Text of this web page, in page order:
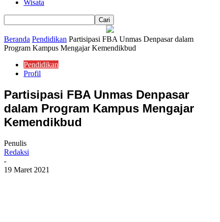
Wisata
Beranda Pendidikan Partisipasi FBA Unmas Denpasar dalam
Program Kampus Mengajar Kemendikbud
Pendidikan
Profil
Partisipasi FBA Unmas Denpasar
dalam Program Kampus Mengajar
Kemendikbud
Penulis
Redaksi
-
19 Maret 2021